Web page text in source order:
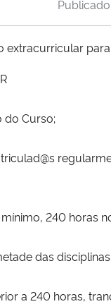
extracurricular
do Curso;
240 horas
das
a 240 horas,